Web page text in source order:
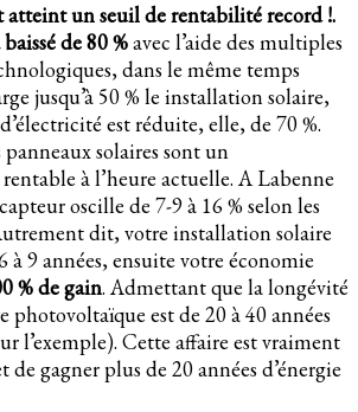
atteint un seuil de rentabilité record !.
de 80 %avec l’aide des multiples
dans le même temps
jusqu’à 50 % le installation solaire,
est réduite, elle, de 70 %.
solaires sont un
à l’heure actuelle. A Labenne
oscille de 7-9 à 16 % selon les
dit, votre installation solaire
à 9 années, ensuite votre économie
% de gain. Admettant que la longévité
photovoltaïque est de 20 à 40 années
l’exemple). Cette affaire est vraiment
gagner plus de 20 années d’énergie